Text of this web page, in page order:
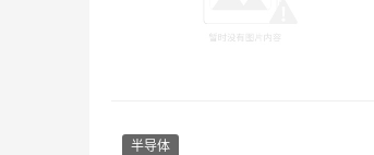
半导体